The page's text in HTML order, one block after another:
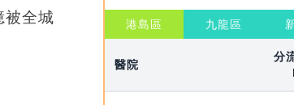
被全城
港島區 九龍區
醫院
分